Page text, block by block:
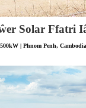
Solar Ffatri
500kW | Phnom Penh, Cambodia